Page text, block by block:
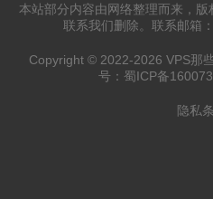
本站部分内容由网络整理而来，
联系我们删除。联系邮箱：
Copyright © 2022-2026 VPS那
号： 蜀ICP备
隐私